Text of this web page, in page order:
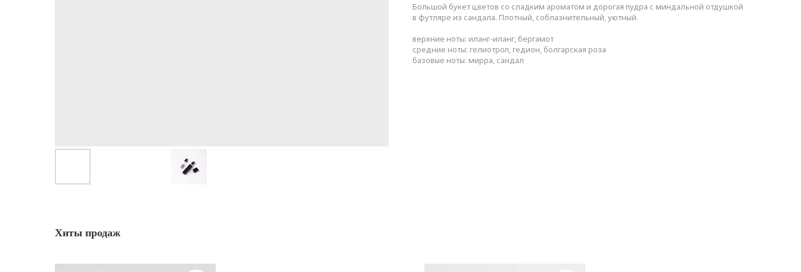
Большой букет цветов со сладким ароматом и дорогая пудра с миндальной отдушкой
в футляре из сандала. Плотный, соблазнительный, уютный.
верхние ноты: иланг-иланг, бергамот
средние ноты: гелиотроп, гедион, болгарская роза
базовые ноты: мирра, сандал
Хиты продаж